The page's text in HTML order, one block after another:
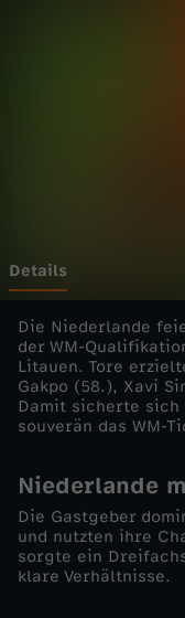
o
u
v
e
r
ä
n
Details
Die Niederlande
der WM-
Litauen. Tore
Gakpo (58.), Xavi
Damit sicherte sich
souverän das WM-
Niederlande
Die Gastgeber
und nutzten ihre
sorgte ein
klare Verhältnisse.